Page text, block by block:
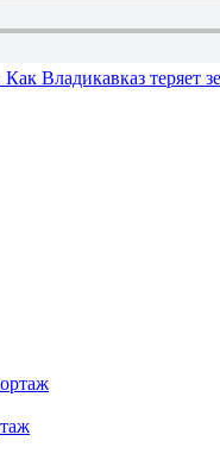
Владикавказ теряет